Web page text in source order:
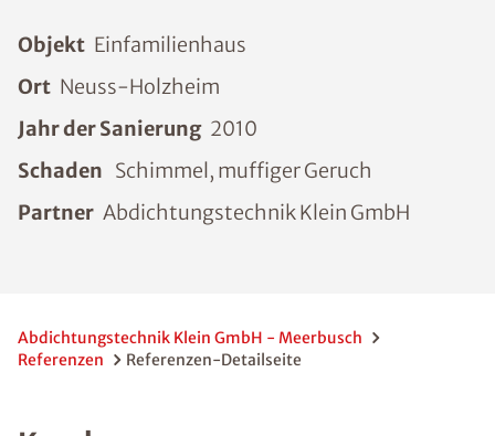
Objekt Einfamilienhaus
Ort Neuss-Holzheim
Jahr der Sanierung 2010
Schaden Schimmel, muffiger Geruch
Partner Abdichtungstechnik Klein GmbH
Abdichtungstechnik Klein GmbH - Meerbusch
Referenzen
Referenzen-Detailseite